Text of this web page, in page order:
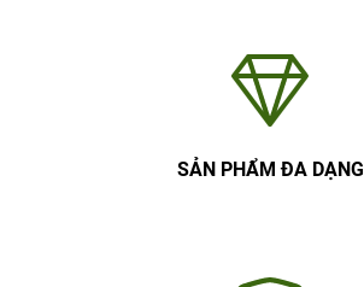
SẢN PHẨM ĐA DẠNG